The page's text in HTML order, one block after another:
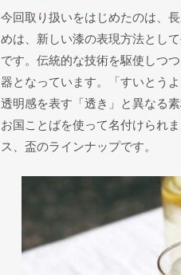
今回取り扱いをはじめたのは、
めは、新しい漆の表現方法とし
です。伝統的な技術を駆使しつ
器となっています。「すいとう
透明感を表す「透き」と異なる
お国ことばを使って名付けられ
ス、盃のラインナップです。